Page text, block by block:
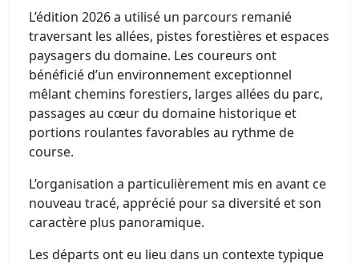
L’édition 2026 a utilisé un parcours remanié
traversant les allées, pistes forestières et espaces
paysagers du domaine. Les coureurs ont
bénéficié d’un environnement exceptionnel
mêlant chemins forestiers, larges allées du parc,
passages au cœur du domaine historique et
portions roulantes favorables au rythme de
course.
L’organisation a particulièrement mis en avant ce
nouveau tracé, apprécié pour sa diversité et son
caractère plus panoramique.
Les départs ont eu lieu dans un contexte typique